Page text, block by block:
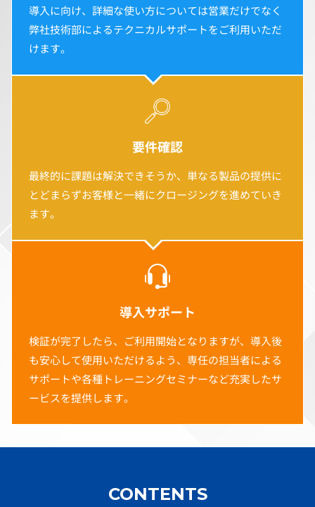
導入に向け、詳細な使い方については営業だけでなく
弊社技術部によるテクニカルサポートをご利用いただ
けます。
要件確認
最終的に課題は解決できそうか、単なる製品の提供に
とどまらずお客様と一緒にクロージングを進めていき
ます。
導入サポート
検証が完了したら、ご利用開始となりますが、導入後
も安心して使用いただけるよう、専任の担当者による
サポートや各種トレーニングセミナーなど充実したサ
ービスを提供します。
CONTENTS